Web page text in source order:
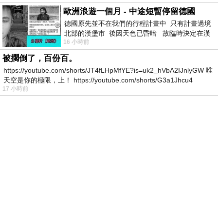
歐洲浪遊一個月 - 中途短暫停留德國
德國原先並不在我們的行程計畫中 只有計畫過境
北部的漢堡市 後因天色已昏暗 故臨時決定在漢
堡市吃晚餐和過夜
16 小時前
被擱倒了，百份百。
https://youtube.com/shorts/JT4fLHpMfYE?is=uk2_hVbA2IJnlyGW 唯
天空是你的極限，上！ https://youtube.com/shorts/G3a1Jhcu4
17 小時前